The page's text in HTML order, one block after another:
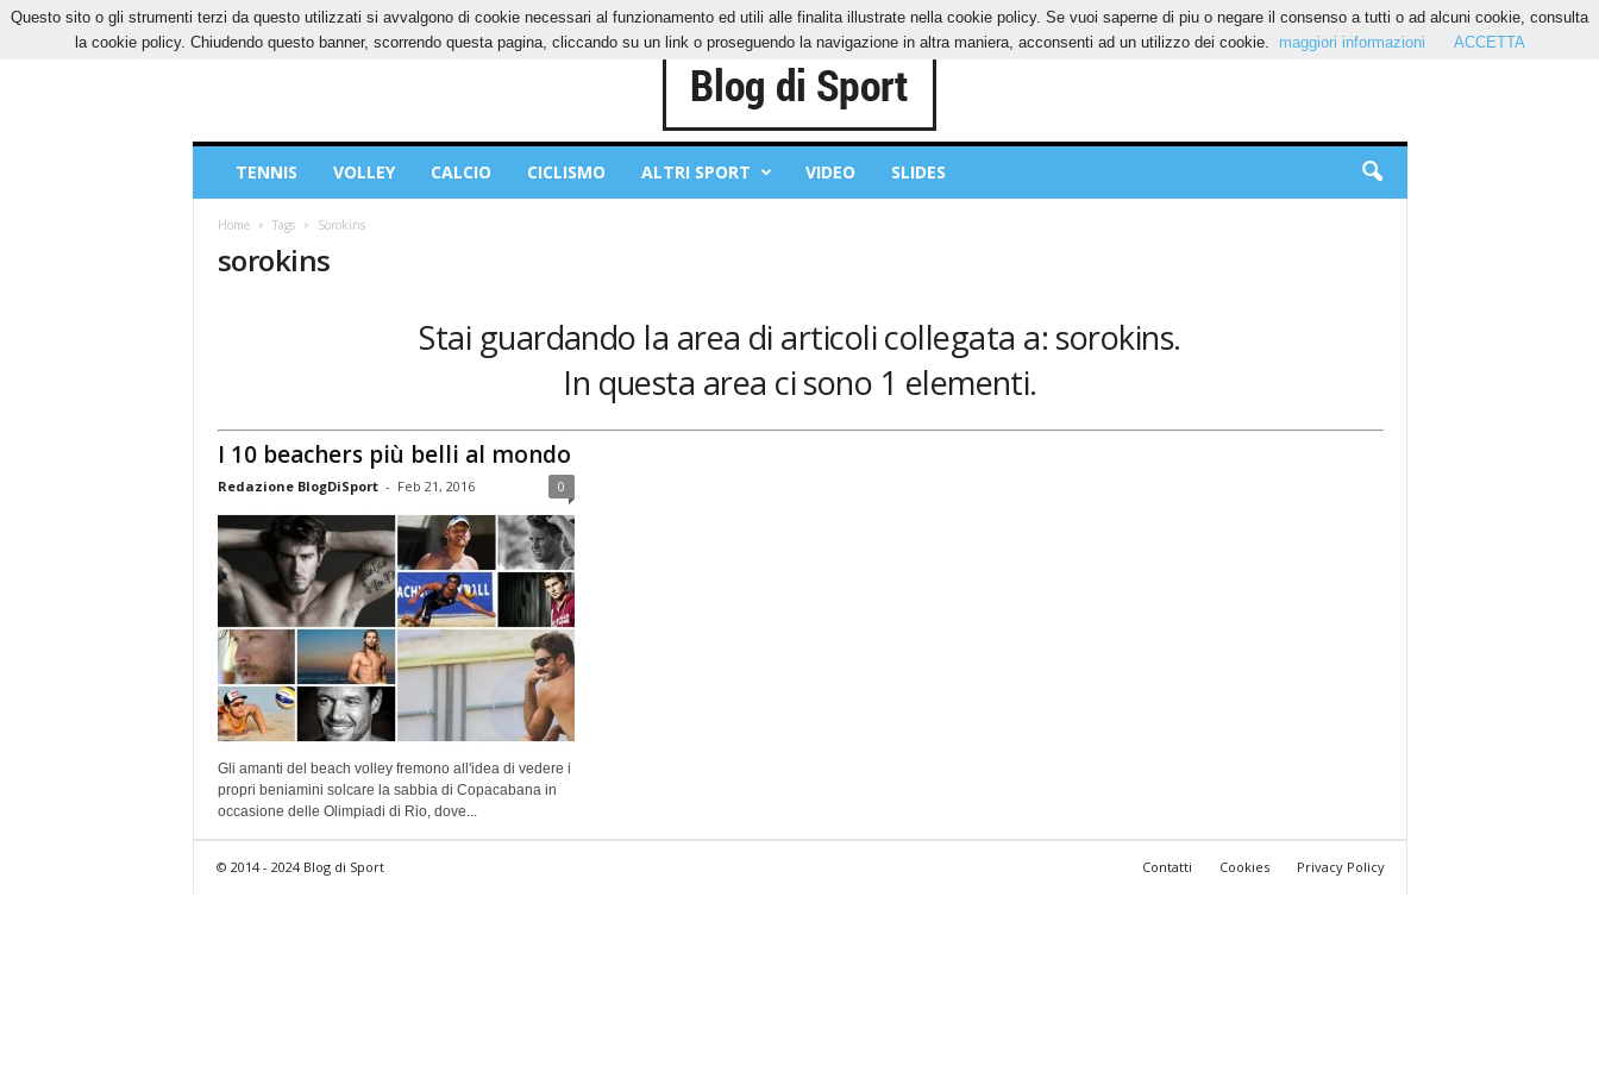
SABATO, 8 AGOSTO 2026 CONTATTI COOKIES PRIVACY POLICY
Sport
TENNIS VOLLEY CALCIO CICLISMO ALTRI SPORT VIDEO SLIDES
Home Tags Sorokins
sorokins
Stai guardando la area di articoli collegata a: sorokins.
In questa area ci sono 1 elementi.
I 10 beachers più belli al mondo
Redazione BlogDiSport - Feb 21, 2016 0
Gli amanti del beach volley fremono all'idea di vedere i
propri beniamini solcare la sabbia di Copacabana in
occasione delle Olimpiadi di Rio, dove...
Contatti Cookies Privacy Policy
© 2014 - 2024 Blog di Sport
Questo sito o gli strumenti terzi da questo utilizzati si avvalgono di cookie necessari al funzionamento ed utili alle finalita illustrate nella cookie policy. Se vuoi saperne di piu o negare il consenso a tutti o ad alcuni cookie, consulta
la cookie policy. Chiudendo questo banner, scorrendo questa pagina, cliccando su un link o proseguendo la navigazione in altra maniera, acconsenti ad un utilizzo dei cookie.
maggiori informazioni ACCETTA